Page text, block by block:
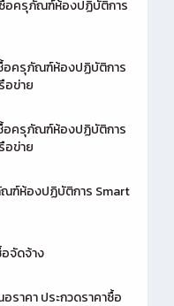
ซื้อครุภัณฑ์ห้องปฏิบัติการ
ซื้อครุภัณฑ์ห้องปฏิบัติการ
อข่าย
ซื้อครุภัณฑ์ห้องปฏิบัติการ
อข่าย
ณฑ์ห้องปฏิบัติการ Smart
จัดจ้าง
ราคา ประกวดราคาซื้อ